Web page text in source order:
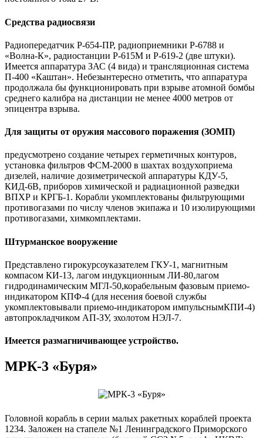
Средства радиосвязи
Радиопередатчик Р-654-ПР, радиоприемники Р-6788 и
«Волна-К», радиостанции Р-615М и Р-619-2 (две штуки).
Имеется аппаратура ЗАС (4 вида) и трансляционная система
П-400 «Каштан». Небезынтересно отметить, что аппаратура
продолжала бы функционировать при взрыве атомной бомбы
среднего калибра на дистанции не менее 4000 метров от
эпицентра взрыва.
Для защиты от оружия массового поражения (ЗОМП)
предусмотрено создание четырех герметичных контуров,
установка фильтров ФСМ-2000 в шахтах воздухоприема
дизелей, наличие дозиметрической аппаратуры КДУ-5,
КИД-6В, приборов химической и радиационной разведки
ВПХР и КРГБ-1. Корабли укомплектованы фильтрующими
противогазами по числу членов экипажа и 10 изолирующими
противогазами, химкомплектами.
Штурманское вооружение
Представлено гирокурсоуказателем ГКУ-1, магнитным
компасом КИ-13, лагом индукционным ЛИ-80,лагом
гидродинамическим МГЛ-50,корабельным фазовым приемо-
индикатором КПФ-4 (для несения боевой службы
укомплектовывали приемо-индикатором импульснымКПИ-4)
автопрокладчиком АП-ЗУ, эхолотом НЭЛ-7.
Имеется размагничивающее устройство.
МРК-3 «Буря»
Головной корабль в серии малых ракетных кораблей проекта
1234. Заложен на стапеле №1 Ленинградского Приморского